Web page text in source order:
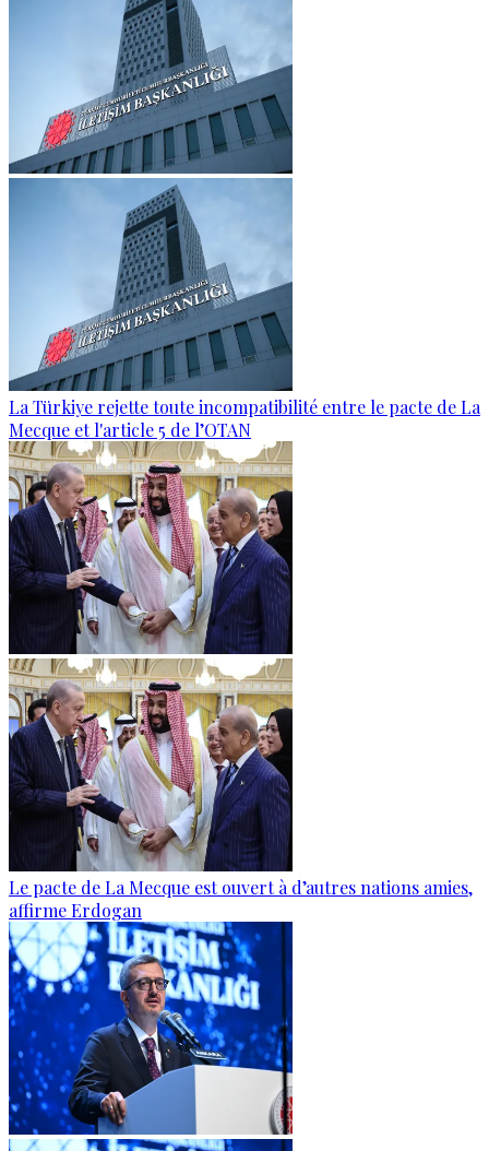
La Türkiye rejette toute incompatibilité entre le pacte de La
Mecque et l'article 5 de l’OTAN
Le pacte de La Mecque est ouvert à d’autres nations amies,
affirme Erdogan